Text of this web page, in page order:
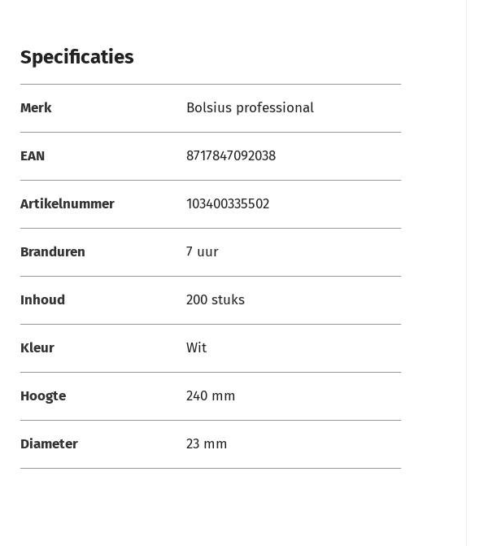
Specificaties
Merk
Bolsius professional
EAN 8717847092038
Artikelnummer 103400335502
Branduren 7 uur
Inhoud 200 stuks
Kleur Wit
Hoogte 240 mm
Diameter 23 mm